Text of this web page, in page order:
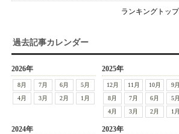
ランキングトッ
過去記事カレンダー
2026年
8月 7月 6月
5月
4月
3月 2月 1月
2025年
12月 11月 10月
9月
8月
7月 6月
5月
4月
3月 2月 1月
2024年 2023年